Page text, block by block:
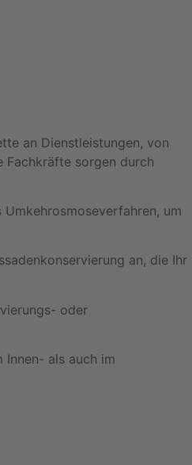
an Dienstleistungen, von
Fachkräfte sorgen durch
um
an, die Ihr
oder
als auch im